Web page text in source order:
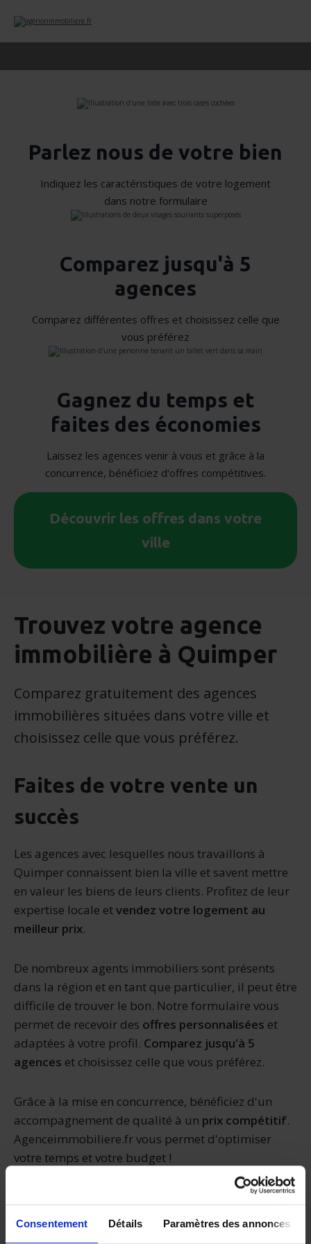
Consentement Détails Paramètres des annonces
Parlez nous de votre bien
Indiquez les caractéristiques de votre logement
dans notre formulaire
Comparez jusqu'à 5
agences
Comparez différentes offres et choisissez celle que
vous préférez
Gagnez du temps et
faites des économies
Laissez les agences venir à vous et grâce à la
concurrence, bénéficiez d'offres compétitives.
Découvrir les offres dans votre
ville
Trouvez votre agence
immobilière à Quimper
Comparez gratuitement des agences
immobilières situées dans votre ville et
choisissez celle que vous préférez.
Faites de votre vente un
succès
Les agences avec lesquelles nous travaillons à
Quimper connaissent bien la ville et savent mettre
en valeur les biens de leurs clients. Profitez de leur
expertise locale etvendez votre logement au
meilleur prix.
De nombreux agents immobiliers sont présents
dans la région et en tant que particulier, il peut être
difficile de trouver le bon. Notre formulaire vous
permet de recevoir des offres personnalisées et
adaptées à votre profil. Comparez jusqu'à 5
agences et choisissez celle que vous préférez.
Grâce à la mise en concurrence, bénéficiez d'un
accompagnement de qualité à un prix compétitif.
Agenceimmobiliere.fr vous permet d'optimiser
votre temps et votre budget !
Le marché de l'immobilier à
Quimper